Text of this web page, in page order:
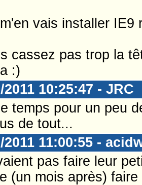
vais installer IE9
cassez pas trop la
:)
2011 10:25:47 - JRC
temps pour un peu
de tout...
2011 11:00:55 -
pas faire leur
(un mois après)